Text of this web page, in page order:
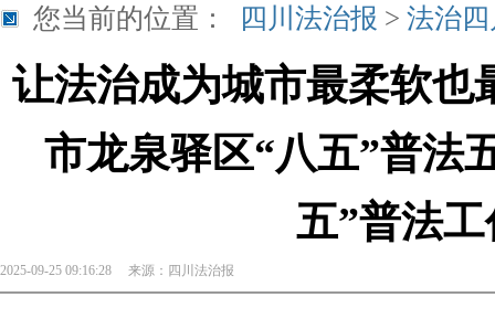
您当前的位置： 四川法治报 > 法治
让法治成为城市最柔软
市龙泉驿区“八五”普法
五”普法
2025-09-25 09:16:28 来源： 四川法治报